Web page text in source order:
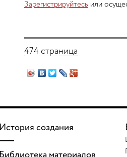
Зарегистрируйтесь или
474 страница
История создания
Библиотека материалов